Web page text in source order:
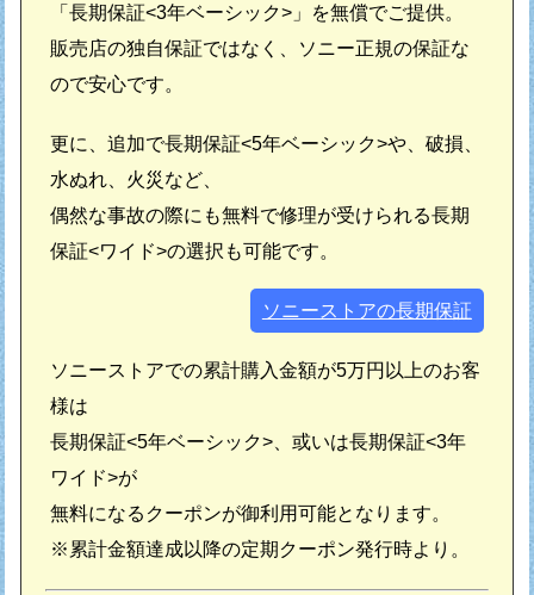
「長期保証<3年ベーシック>」を無償でご提供。
販売店の独自保証ではなく、ソニー正規の保証な
ので安心です。
更に、追加で長期保証<5年ベーシック>や、破損、
水ぬれ、火災など、
偶然な事故の際にも無料で修理が受けられる長期
保証<ワイド>の選択も可能です。
ソニーストアの長期保証
ソニーストアでの累計購入金額が5万円以上のお客
様は
長期保証<5年ベーシック>、或いは長期保証<3年
ワイド>が
無料になるクーポンが御利用可能となります。
※累計金額達成以降の定期クーポン発行時より。